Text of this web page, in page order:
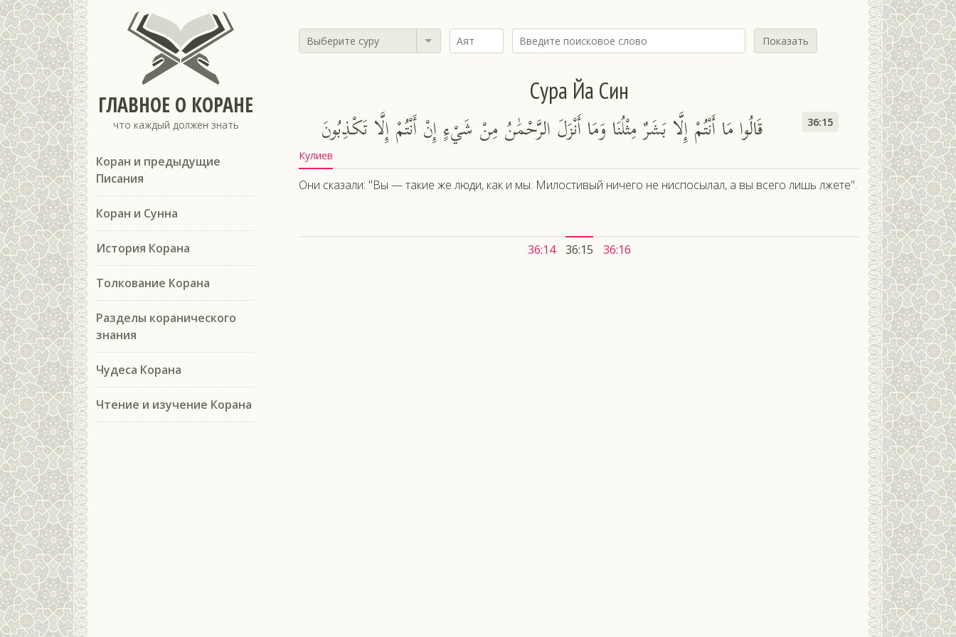
ГЛАВНОЕ О КОРАНЕ
что каждый должен знать
Коран и предыдущие
Писания
Коран и Сунна
История Корана
Толкование Корана
Разделы коранического
знания
Чудеса Корана
Чтение и изучение Корана
Выберите суру Показать
Сура Йа Син
قَالُوا مَا أَنْتُمْ إِلَّا بَشَرٌ مِثْلُنَا وَمَا أَنْزَلَ الرَّحْمَٰنُ مِنْ شَيْءٍ إِنْ أَنْتُمْ إِلَّا تَكْذِبُونَ 36:15
Кулиев
Они сказали: "Вы — такие же люди, как и мы. Милостивый ничего не ниспосылал, а вы всего лишь лжете".
36:14 36:15 36:16